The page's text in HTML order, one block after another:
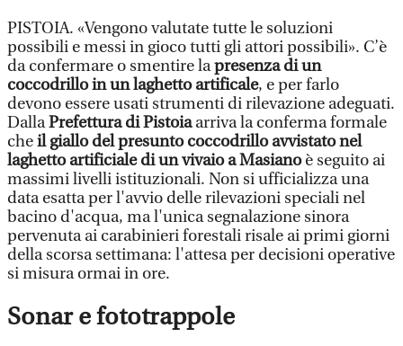
PISTOIA. «Vengono valutate tutte le soluzioni
possibili e messi in gioco tutti gli attori possibili». C’è
da confermare o smentire lapresenza di un
coccodrillo in un laghetto artificale, e per farlo
devono essere usati strumenti di rilevazione adeguati.
DallaPrefettura di Pistoiaarriva la conferma formale
cheil giallo del presunto coccodrillo avvistato nel
laghetto artificiale di un vivaio a Masianoè seguito ai
massimi livelli istituzionali. Non si ufficializza una
data esatta per l'avvio delle rilevazioni speciali nel
bacino d'acqua, ma l'unica segnalazione sinora
pervenuta ai carabinieri forestali risale ai primi giorni
della scorsa settimana: l'attesa per decisioni operative
si misura ormai in ore.
Sonar e fototrappole